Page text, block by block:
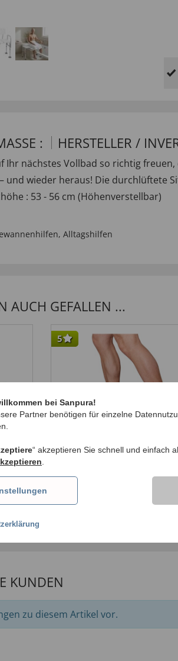
: HERSTELLER /
Ihr nächstes Vollbad so richtig
und wieder heraus! Die
: 53 - 56 cm (Höhenverstellbar)
, Alltagshilfen
AUCH GEFALLEN ...
5
Badewannen-Stufe 3er-
98,97 €
KUNDEN
zu diesem Artikel vor.
bei Sanpura!
Partner benötigen für einzelne
“ akzeptieren Sie schnell und einfach